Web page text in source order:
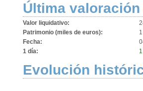
Última valoración
Valor liquidativo:
Patrimonio (miles de euros):
Fecha:
1 día:
Evolución